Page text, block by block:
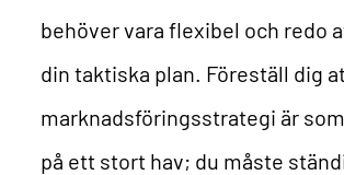
behöver vara flexibel och redo
din taktiska plan. Föreställ dig
marknadsföringsstrategi är
på ett stort hav; du måste